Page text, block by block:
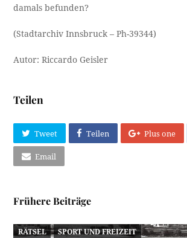
damals befunden?
(Stadtarchiv Innsbruck – Ph-39344)
Autor: Riccardo Geisler
Teilen
Tweet Teilen Plus one
Email
Frühere Beiträge
RÄTSEL SPORT UND FREIZEIT